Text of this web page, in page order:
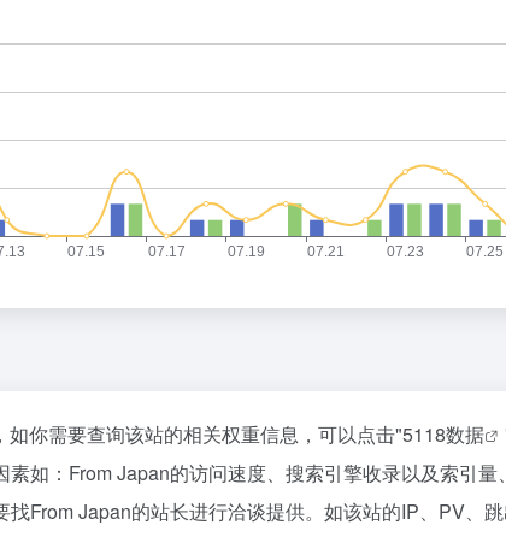
你需要查询该站的相关权重信息，可以点击"5118数据
如：From Japan的访问速度、搜索引擎收录以及索引
From Japan的站长进行洽谈提供。如该站的IP、PV、跳